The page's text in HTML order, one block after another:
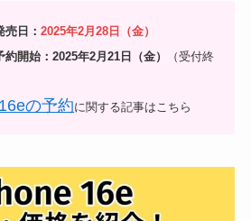
売日：2025年2月28日（金）
開始：2025年2月21日（金）
（受付終
の予約に関する記事はこちら